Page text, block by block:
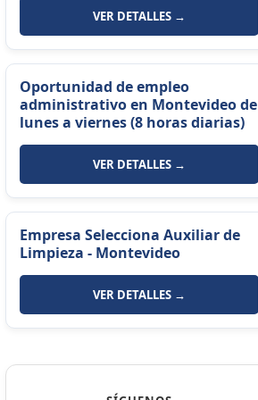
VER DETALLES →
Oportunidad de empleo
administrativo en Montevideo de
lunes a viernes (8 horas diarias)
VER DETALLES →
Empresa Selecciona Auxiliar de
Limpieza - Montevideo
VER DETALLES →